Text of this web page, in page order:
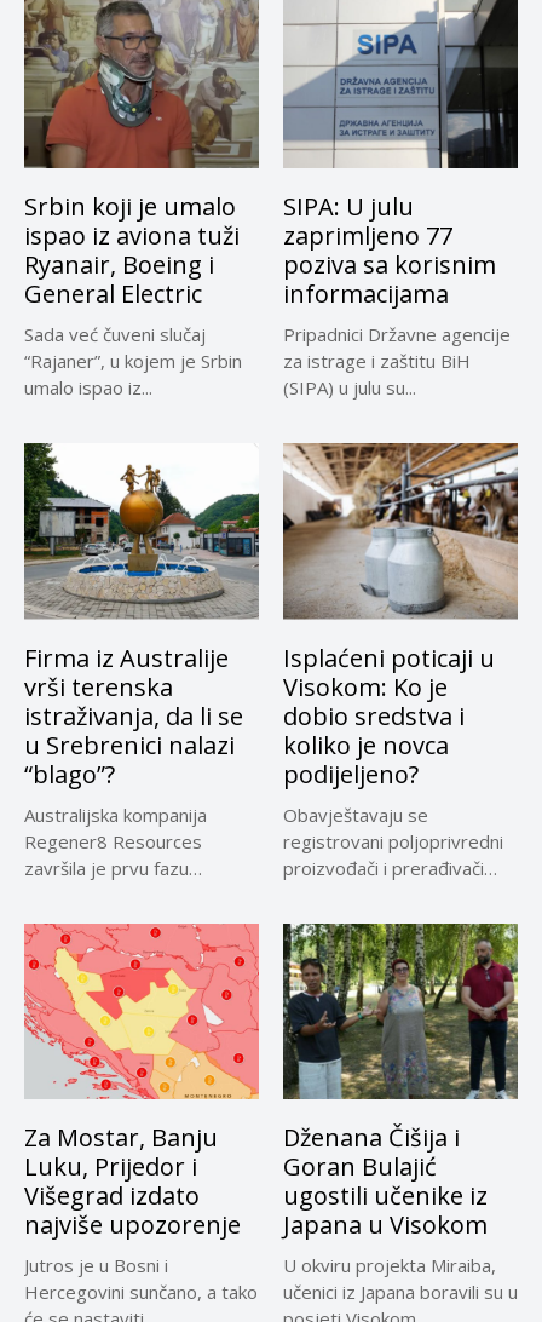
Srbin koji je umalo
ispao iz aviona tuži
Ryanair, Boeing i
General Electric
Sada već čuveni slučaj
“Rajaner”, u kojem je Srbin
umalo ispao iz...
SIPA: U julu
zaprimljeno 77
poziva sa korisnim
informacijama
Pripadnici Državne agencije
za istrage i zaštitu BiH
(SIPA) u julu su...
Firma iz Australije
vrši terenska
istraživanja, da li se
u Srebrenici nalazi
“blago”?
Australijska kompanija
Regener8 Resources
završila je prvu fazu
projektu...
Isplaćeni poticaji u
Visokom: Ko je
dobio sredstva i
koliko je novca
podijeljeno?
Obavještavaju se
registrovani poljoprivredni
proizvođači i prerađivači
su...
Za Mostar, Banju
Luku, Prijedor i
Višegrad izdato
najviše upozorenje
Jutros je u Bosni i
Hercegovini sunčano, a tako
Dženana Čišija i
Goran Bulajić
ugostili učenike iz
Japana u Visokom
U okviru projekta Miraiba,
učenici iz Japana boravili su u